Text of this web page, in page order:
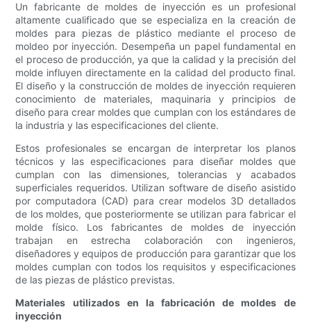
Un fabricante de moldes de inyección es un profesional
altamente cualificado que se especializa en la creación de
moldes para piezas de plástico mediante el proceso de
moldeo por inyección. Desempeña un papel fundamental en
el proceso de producción, ya que la calidad y la precisión del
molde influyen directamente en la calidad del producto final.
El diseño y la construcción de moldes de inyección requieren
conocimiento de materiales, maquinaria y principios de
diseño para crear moldes que cumplan con los estándares de
la industria y las especificaciones del cliente.
Estos profesionales se encargan de interpretar los planos
técnicos y las especificaciones para diseñar moldes que
cumplan con las dimensiones, tolerancias y acabados
superficiales requeridos. Utilizan software de diseño asistido
por computadora (CAD) para crear modelos 3D detallados
de los moldes, que posteriormente se utilizan para fabricar el
molde físico. Los fabricantes de moldes de inyección
trabajan en estrecha colaboración con ingenieros,
diseñadores y equipos de producción para garantizar que los
moldes cumplan con todos los requisitos y especificaciones
de las piezas de plástico previstas.
Materiales utilizados en la fabricación de moldes de
inyección